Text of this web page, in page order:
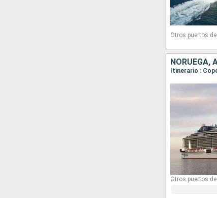
Otros puertos
NORUEGA,
Itinerario :
Otros puertos